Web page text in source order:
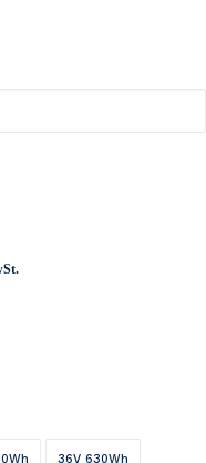
36V 630Wh